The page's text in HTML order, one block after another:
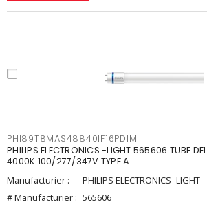
PHI89T8MAS48840IF16PDIM
PHILIPS ELECTRONICS -LIGHT 565606 TUBE
4000K 100/277/347V TYPE A
Manufacturier :
PHILIPS ELECTRONICS -LIGHT
# Manufacturier : 565606